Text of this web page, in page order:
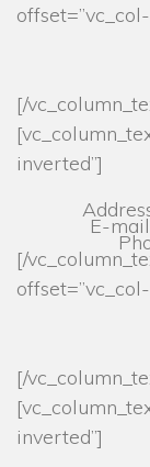
[/
inverted”]
E-
[/
[/
inverted”]